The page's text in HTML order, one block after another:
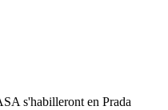
s'habilleront en Prada